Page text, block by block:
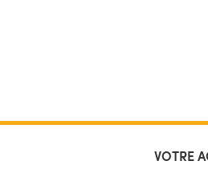
VOTRE